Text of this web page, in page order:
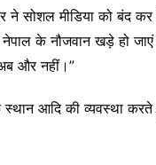
सोशल मीडिया को बंद कर
के नौजवान खड़े हो
और नहीं।”
स्थान आदि की व्यवस्था